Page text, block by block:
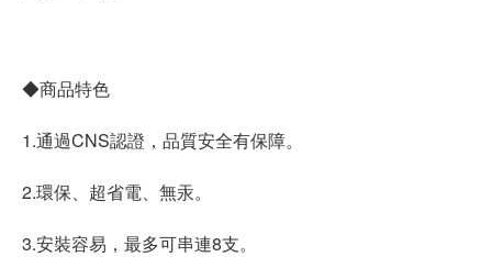
◆商品特色
1.通過CNS認證，品質安全有保障。
2.環保、超省電、無汞。
3.安裝容易，最多可串連8支。